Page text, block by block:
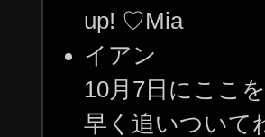
up! ♡Mia
イアン
10月7日にここ
早く追いついて